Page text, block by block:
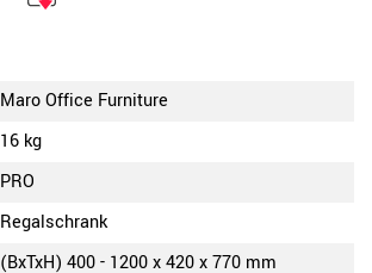
Maro Office Furniture
16 kg
PRO
Regalschrank
(BxTxH) 400 - 1200 x 420 x 770 mm